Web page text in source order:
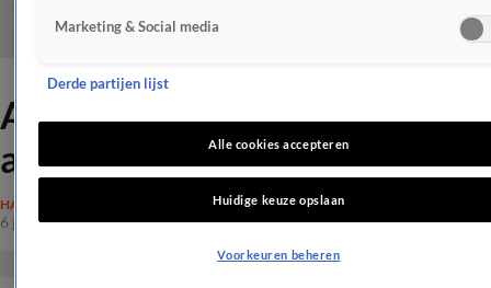
André kan wel huilen na
aankomst Florida
HAZES
6 juni 2017, 18:04
Marketing & Social media
Derde partijen lijst
Alle cookies accepteren
Huidige keuze opslaan
Voorkeuren beheren